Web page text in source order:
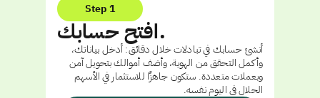
Step 1
افتح حسابك.
أنشئ حسابك في تبادلات خلال دقائق: أدخل بياناتك،
وأكمل التحقق من الهوية، وأضف أموالك بتحويل آمن
وبعملات متعددة. ستكون جاهزًا للاستثمار في الأسهم
الحلال في اليوم نفسه.